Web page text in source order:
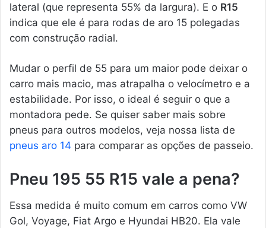
lateral (que representa 55% da largura). E o R15
indica que ele é para rodas de aro 15 polegadas
com construção radial.
Mudar o perfil de 55 para um maior pode deixar o
carro mais macio, mas atrapalha o velocímetro e a
estabilidade. Por isso, o ideal é seguir o que a
montadora pede. Se quiser saber mais sobre
pneus para outros modelos, veja nossa lista de
pneus aro 14 para comparar as opções de passeio.
Pneu 195 55 R15 vale a pena?
Essa medida é muito comum em carros como VW
Gol, Voyage, Fiat Argo e Hyundai HB20. Ela vale